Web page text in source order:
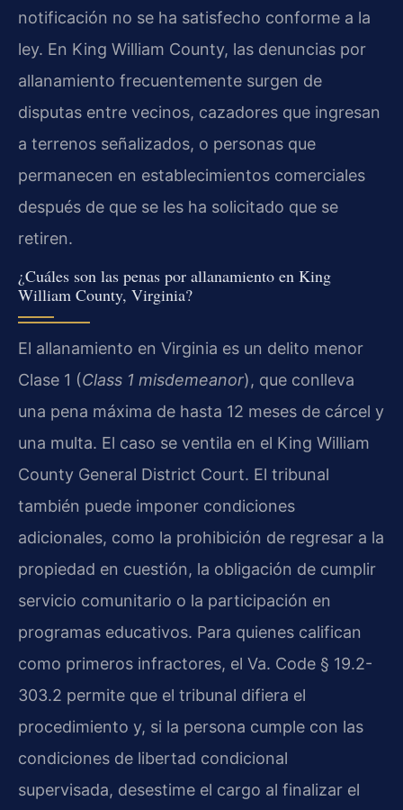
notificación no se ha satisfecho conforme a la
ley. En King William County, las denuncias por
allanamiento frecuentemente surgen de
disputas entre vecinos, cazadores que ingresan
a terrenos señalizados, o personas que
permanecen en establecimientos comerciales
después de que se les ha solicitado que se
retiren.
¿Cuáles son las penas por allanamiento en King
William County, Virginia?
El allanamiento en Virginia es un delito menor
Clase 1 (Class 1 misdemeanor), que conlleva
una pena máxima de hasta 12 meses de cárcel y
una multa. El caso se ventila en el King William
County General District Court. El tribunal
también puede imponer condiciones
adicionales, como la prohibición de regresar a la
propiedad en cuestión, la obligación de cumplir
servicio comunitario o la participación en
programas educativos. Para quienes califican
como primeros infractores, el Va. Code § 19.2-
303.2 permite que el tribunal difiera el
procedimiento y, si la persona cumple con las
condiciones de libertad condicional
supervisada, desestime el cargo al finalizar el